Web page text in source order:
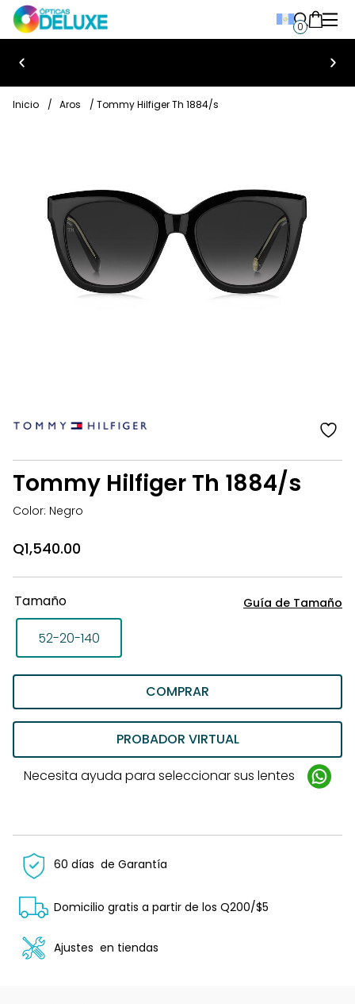
0
Bienvenido a Ópticas Deluxe
Inicio / Aros / Tommy Hilfiger Th 1884/s
Tommy Hilfiger Th 1884/s
Color: Negro
Q1,540.00
Guía de Tamaño
Tamaño
52-20-140
COMPRAR
PROBADOR VIRTUAL
Necesita ayuda para seleccionar sus lentes
60 días de Garantía
Domicilio gratis a partir de los Q200/$5
Ajustes en tiendas